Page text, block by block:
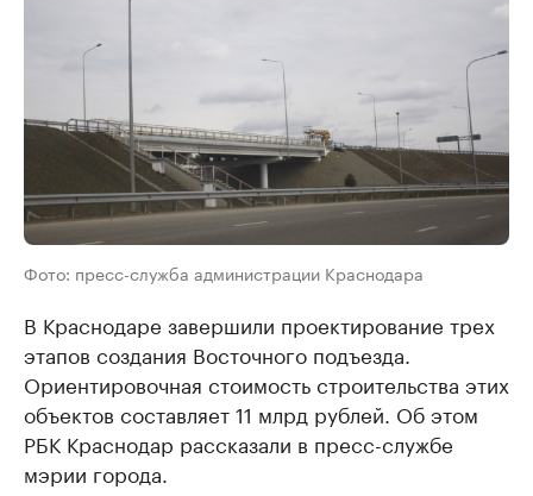
Фото: пресс-служба администрации Краснодара
В Краснодаре завершили проектирование трех
этапов создания Восточного подъезда.
Ориентировочная стоимость строительства этих
объектов составляет 11 млрд рублей. Об этом
РБК Краснодар рассказали в пресс-службе
мэрии города.